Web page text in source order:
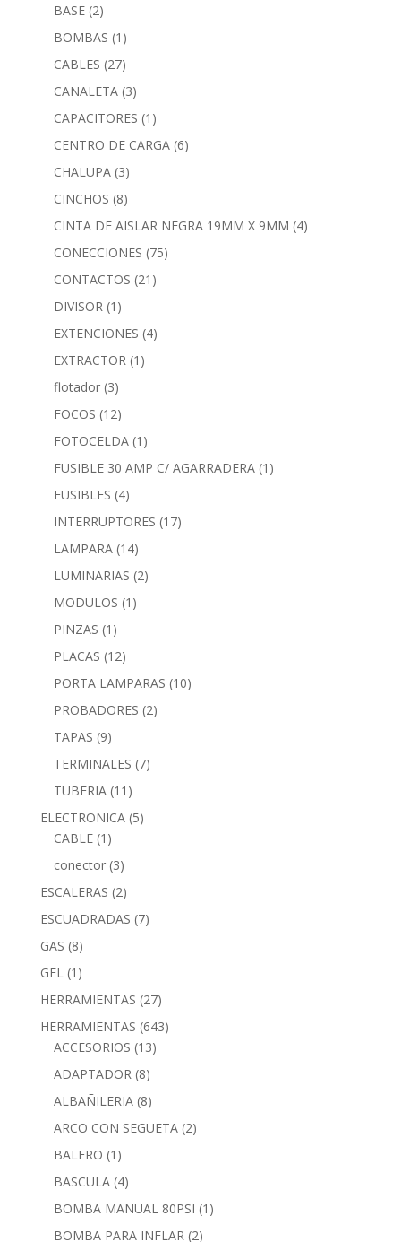
BASE (2)
BOMBAS (1)
CABLES (27)
CANALETA (3)
CAPACITORES (1)
CENTRO DE CARGA (6)
CHALUPA (3)
CINCHOS (8)
CINTA DE AISLAR NEGRA 19MM X 9MM (4)
CONECCIONES (75)
CONTACTOS (21)
DIVISOR (1)
EXTENCIONES (4)
EXTRACTOR (1)
flotador (3)
FOCOS (12)
FOTOCELDA (1)
FUSIBLE 30 AMP C/ AGARRADERA (1)
FUSIBLES (4)
INTERRUPTORES (17)
LAMPARA (14)
LUMINARIAS (2)
MODULOS (1)
PINZAS (1)
PLACAS (12)
PORTA LAMPARAS (10)
PROBADORES (2)
TAPAS (9)
TERMINALES (7)
TUBERIA (11)
ELECTRONICA (5)
CABLE (1)
conector (3)
ESCALERAS (2)
ESCUADRADAS (7)
GAS (8)
GEL (1)
HERRAMIENTAS (27)
HERRAMIENTAS (643)
ACCESORIOS (13)
ADAPTADOR (8)
ALBAÑILERIA (8)
ARCO CON SEGUETA (2)
BALERO (1)
BASCULA (4)
BOMBA MANUAL 80PSI (1)
BOMBA PARA INFLAR (2)